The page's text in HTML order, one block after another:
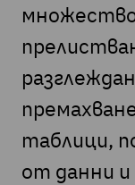
таблици,
от данни и